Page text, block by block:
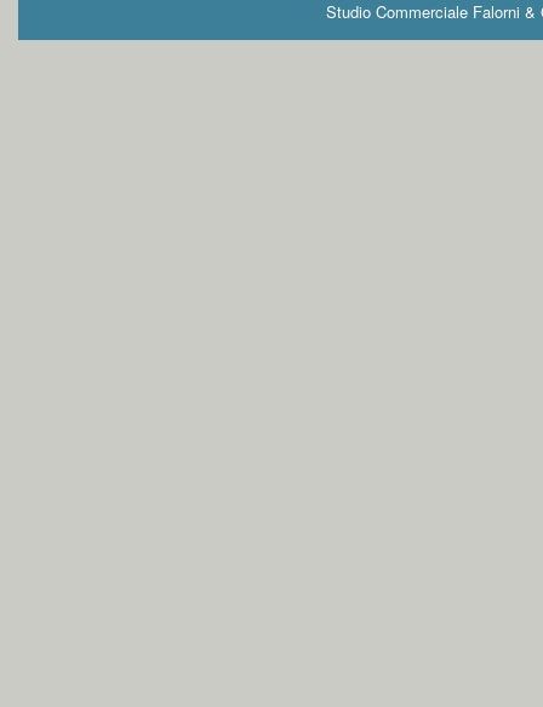
Studio Commerciale Falorni